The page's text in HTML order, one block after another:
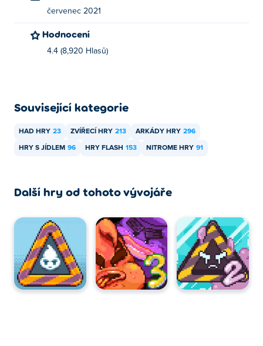
červenec 2021
Hodnocení
4.4 (8,920 Hlasů)
Související kategorie
HAD HRY 23 ZVÍŘECÍ HRY 213 ARKÁDY HRY 296
HRY S JÍDLEM 96 HRY FLASH 153 NITROME HRY 91
Další hry od tohoto vývojáře